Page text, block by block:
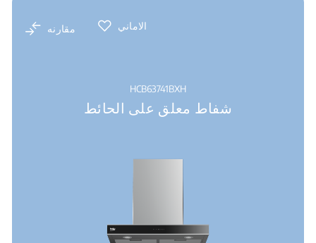
الاماني مقارنه
HCB63741BXH
شفاط معلق على الحائط